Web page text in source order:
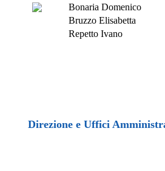
Bonaria Domenico
Bruzzo Elisabetta
Repetto Ivano
Direzione e Uffici